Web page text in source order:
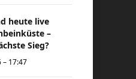
heute live
–
Sieg?
– 17:47